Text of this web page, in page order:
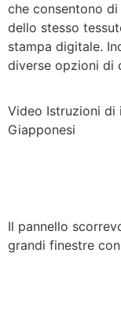
che consentono
dello stesso
stampa digitale.
diverse opzioni di
Video Istruzioni di
Giapponesi
Il pannello
grandi finestre